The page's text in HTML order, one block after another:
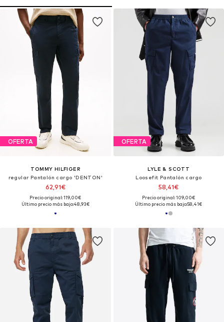
OFERTA
TOMMY HILFIGER
regular Pantalón cargo 'DENTON'
62,91€
Precio original: 119,00€
Último precio más bajo:48,93€
OFERTA
LYLE & SCOTT
Loosefit Pantalón cargo
58,41€
Precio original: 109,00€
Último precio más bajo:58,41€